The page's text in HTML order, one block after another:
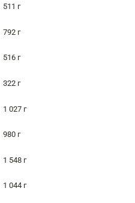
511 г
792 г
516 г
322 г
1 027 г
980 г
1 548 г
1 044 г